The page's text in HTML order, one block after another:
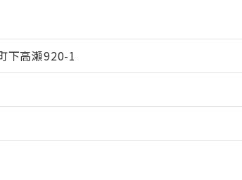
下高瀬920-1